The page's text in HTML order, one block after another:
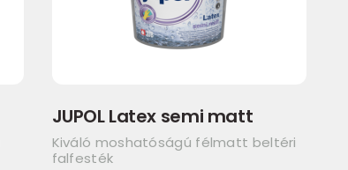
JUPOL Latex semi matt
Kiváló moshatóságú félmatt beltéri
falfesték